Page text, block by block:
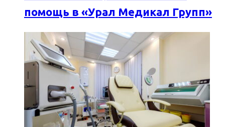
помощь в «Урал Медикал Групп»